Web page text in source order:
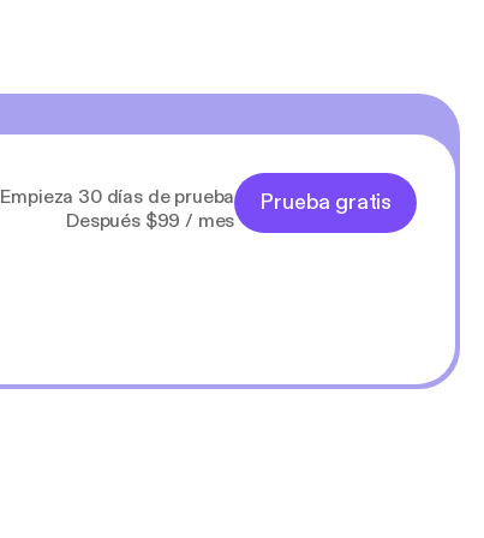
Empieza 30 días de prueba
Después $99 / mes
Prueba gratis